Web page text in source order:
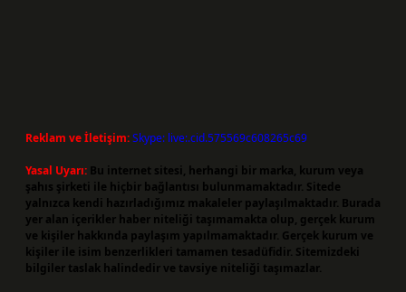
Reklam ve İletişim:Skype: live:.cid.575569c608265c69
Yasal Uyarı: Bu internet sitesi, herhangi bir marka, kurum veya
şahıs şirketi ile hiçbir bağlantısı bulunmamaktadır. Sitede
yalnızca kendi hazırladığımız makaleler paylaşılmaktadır. Burada
yer alan içerikler haber niteliği taşımamakta olup, gerçek kurum
ve kişiler hakkında paylaşım yapılmamaktadır. Gerçek kurum ve
kişiler ile isim benzerlikleri tamamen tesadüfidir. Sitemizdeki
bilgiler taslak halindedir ve tavsiye niteliği taşımazlar.